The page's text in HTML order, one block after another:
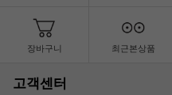
장바구니 최근본상품
고객센터